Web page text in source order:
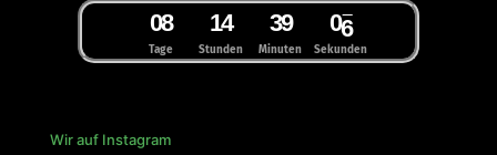
Tage
08
Stunden
14
Minuten
39
Sekunden
05
6
Wir auf Instagram